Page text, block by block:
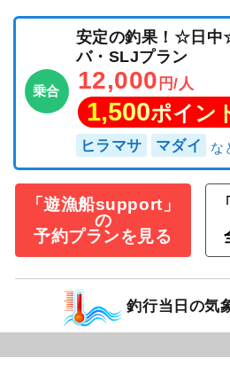
乗合
安定の釣果！☆日中
バ・SLJプラン
12,000 円/人
1,500ポイン
ヒラマサ マダイ
「遊漁船support」
の
予約プランを見る
釣行当日の気